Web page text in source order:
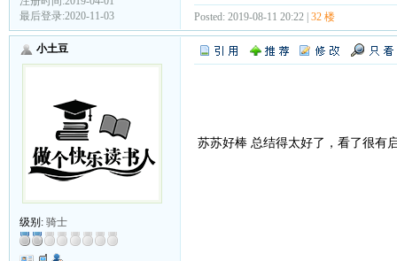
最后登录:2020-11-03
Posted: 2019-08-11 20:22 | 32 楼
小土豆
级别: 骑士
苏苏好棒 总结得太好了，看了很有